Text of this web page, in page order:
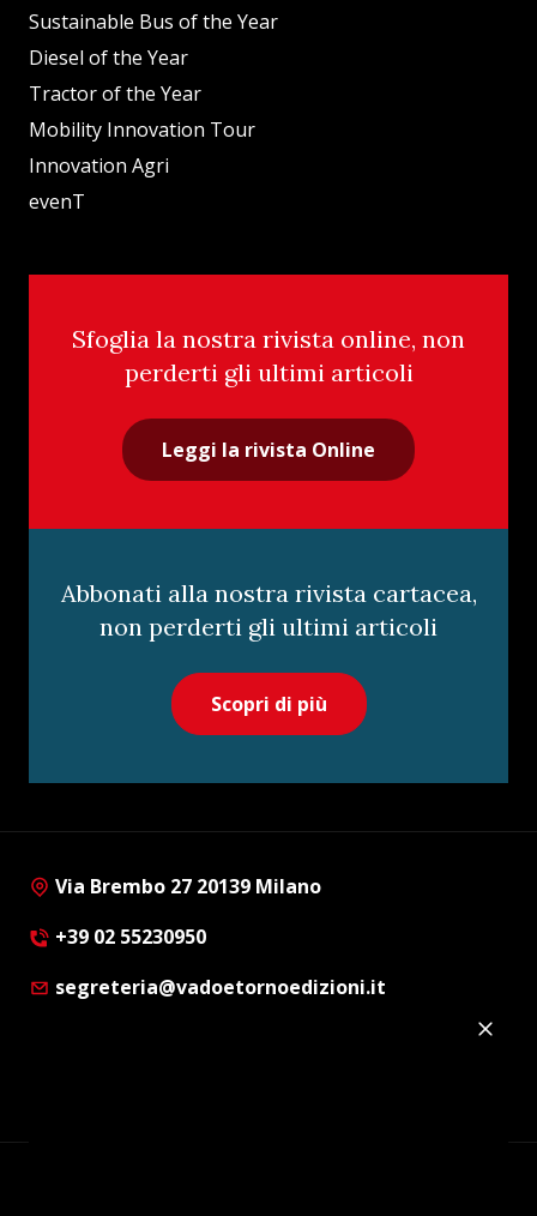
Sustainable Bus of the Year
Diesel of the Year
Tractor of the Year
Mobility Innovation Tour
Innovation Agri
evenT
Sfoglia la nostra rivista online, non
perderti gli ultimi articoli
Leggi la rivista Online
Abbonati alla nostra rivista cartacea,
non perderti gli ultimi articoli
Scopri di più
Via Brembo 27 20139 Milano
+39 02 55230950
segreteria@vadoetornoedizioni.it